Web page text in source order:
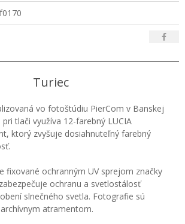
f0170
Turiec
vo fotoštúdiu PierCom v Banskej
tlači využíva 12-farebný LUCIA
ktorý zvyšuje dosiahnuteľný farebný
fixované ochranným UV sprejom značky
ochranu a svetlostálosť
slnečného svetla. Fotografie sú
atramentom.